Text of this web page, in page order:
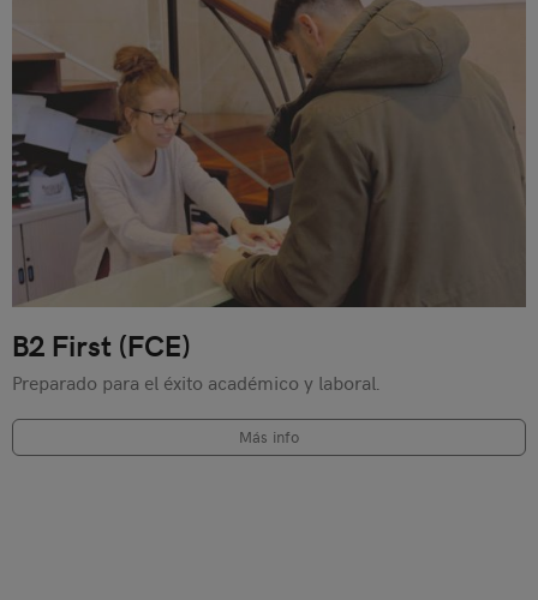
B2 First (FCE)
Preparado para el éxito académico y laboral.
Más info